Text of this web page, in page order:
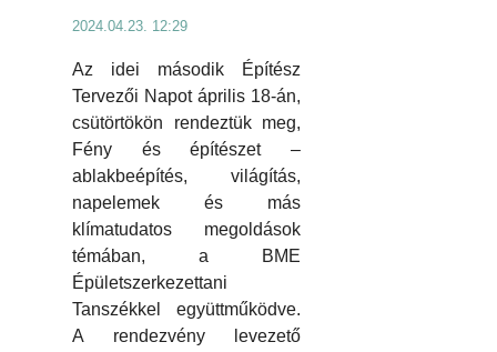
2024.04.23. 12:29
Az idei második Építész
Tervezői Napot április 18-án,
csütörtökön rendeztük meg,
Fény és építészet –
ablakbeépítés, világítás,
napelemek és más
klímatudatos megoldások
témában, a BME
Épületszerkezettani
Tanszékkel együttműködve.
A rendezvény levezető